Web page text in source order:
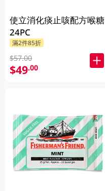
使立消化痰止咳配方喉糖
24PC
滿2件85折
$57.00
$49.00